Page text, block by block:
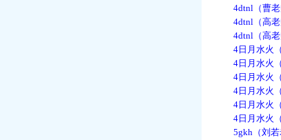
4dtnl（曹老
4dtnl（高老
4dtnl（高老
4日月水火（
4日月水火（
4日月水火（
4日月水火（
4日月水火（
4日月水火（
5gkh（刘若